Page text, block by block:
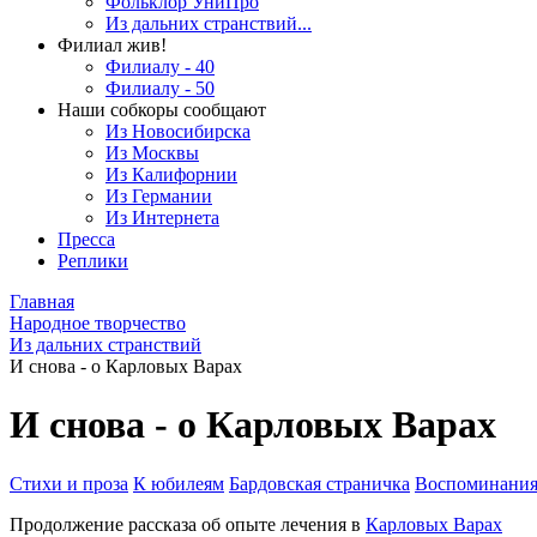
Из дальних странствий...
Филиал жив!
Филиалу - 40
Филиалу - 50
Наши собкоры сообщают
Из Новосибирска
Из Москвы
Из Калифорнии
Из Германии
Из Интернета
Пресса
Реплики
Главная
Народное творчество
Из дальних странствий
И снова - о Карловых Варах
И снова - о Карловых Варах
Стихи и проза К юбилеям Бардовская страничка Воспоминания
Продолжение рассказа об опыте лечения в Карловых Варах